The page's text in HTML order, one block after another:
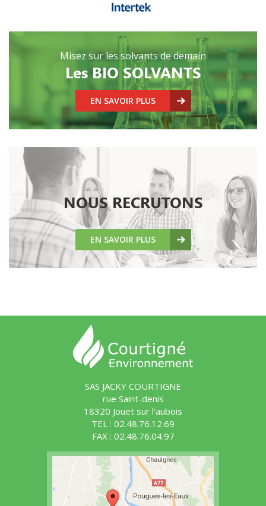
Misez sur les solvants de demain
Les BIO SOLVANTS
EN SAVOIR PLUS
NOUS RECRUTONS
EN SAVOIR PLUS
SAS JACKY COURTIGNE
rue Saint-denis
18320 Jouet sur l'aubois
TEL : 02.48.76.12.69
FAX : 02.48.76.04.97